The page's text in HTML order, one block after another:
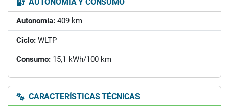
Autonomía: 409 km
Ciclo: WLTP
Consumo: 15,1 kWh/100 km
CARACTERÍSTICAS TÉCNICAS